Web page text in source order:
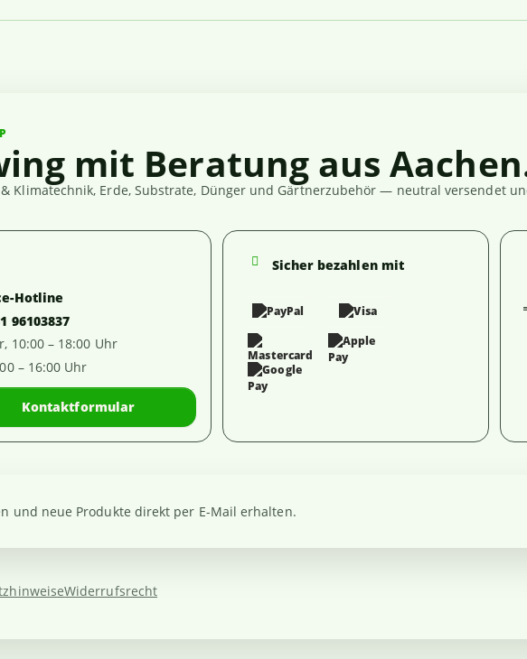
mit Beratung aus
Klimatechnik, Erde, Substrate, Dünger und Gärtnerzubehör — neutral versendet
Hotline
96103837
10:00 – 18:00 Uhr
– 16:00 Uhr
Kontaktformular
Sicher bezahlen mit
und neue Produkte direkt per E-Mail erhalten.
Widerrufsrecht